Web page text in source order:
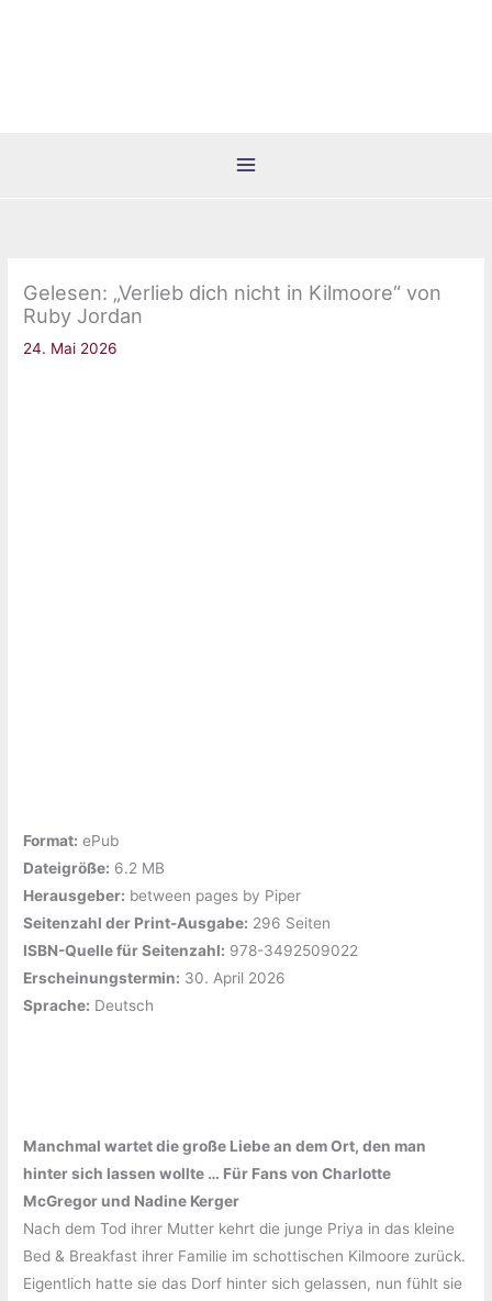
Gelesen: „Verlieb dich nicht in Kilmoore“ von
Ruby Jordan
24. Mai 2026
Format: ePub
Dateigröße: ‎6.2 MB
Herausgeber: ‎between pages by Piper
Seitenzahl der Print-Ausgabe: ‎296 Seiten
ISBN-Quelle für Seitenzahl: ‎978-3492509022
Erscheinungstermin: ‎30. April 2026
Sprache: ‎Deutsch
Manchmal wartet die große Liebe an dem Ort, den man
hinter sich lassen wollte … Für Fans von Charlotte
McGregor und Nadine Kerger
Nach dem Tod ihrer Mutter kehrt die junge Priya in das kleine
Bed & Breakfast ihrer Familie im schottischen Kilmoore zurück.
Eigentlich hatte sie das Dorf hinter sich gelassen, nun fühlt sie